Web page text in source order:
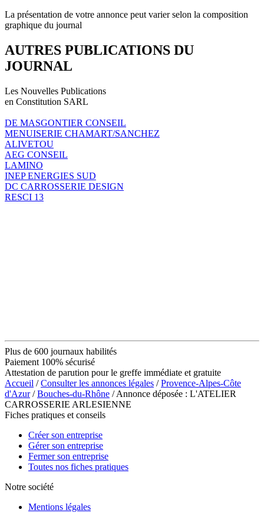
La présentation de votre annonce peut varier selon la composition
graphique du journal
AUTRES PUBLICATIONS DU
JOURNAL
Les Nouvelles Publications
en Constitution SARL
DE MASGONTIER CONSEIL
MENUISERIE CHAMART/SANCHEZ
ALIVETOU
AEG CONSEIL
LAMINO
INEP ENERGIES SUD
DC CARROSSERIE DESIGN
RESCI 13
Plus de 600 journaux habilités
Paiement 100% sécurisé
Attestation de parution pour le greffe immédiate et gratuite
Accueil /Consulter les annonces légales /Provence-Alpes-Côte
d'Azur/Bouches-du-Rhône / Annonce déposée : L'ATELIER
CARROSSERIE ARLESIENNE
Fiches pratiques et conseils
Créer son entreprise
Gérer son entreprise
Fermer son entreprise
Toutes nos fiches pratiques
Notre société
Mentions légales